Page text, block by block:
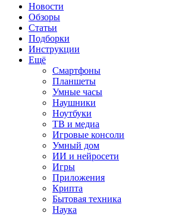
Новости
Обзоры
Статьи
Подборки
Инструкции
Ещё
Смартфоны
Планшеты
Умные часы
Наушники
Ноутбуки
ТВ и медиа
Игровые консоли
Умный дом
ИИ и нейросети
Игры
Приложения
Крипта
Бытовая техника
Наука